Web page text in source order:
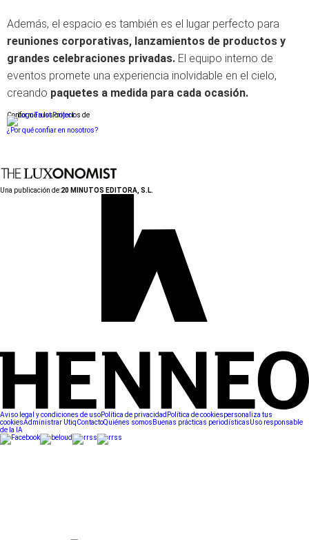
Además, el espacio es también es el lugar perfecto para
reuniones corporativas, lanzamientos de productos y
grandes celebraciones privadas. El equipo interno de
eventos promete una experiencia inolvidable en el cielo,
creando paquetes a medida para cada ocasión.
Conforme a los criterios de
¿Por qué confiar en nosotros?
Una publicación de:20 MINUTOS EDITORA, S.L.
Aviso legal y condiciones de usoPolítica de privacidad Política de cookiespersonaliza tus
cookiesAdministrar UtiqContactoQuiénes somos Buenas prácticas periodísticasUso responsable
de la IA